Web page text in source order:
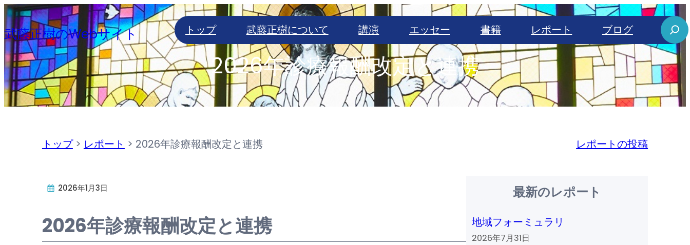
内
容
を
ス
キ
ッ
武藤正樹のWebサイト トップ 武藤正樹について 講演 エッセー 書籍 レポート ブログ
S
e
a
r
c
2026年診療報酬改定と連携
トップ> レポート > 2026年診療報酬改定と連携 レポートの投稿
2026年1月3日
2026年診療報酬改定と連携
最新のレポート
地域フォーミュラリ
2026年7月31日